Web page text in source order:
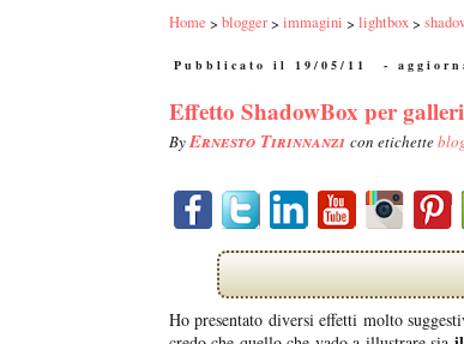
Home blogger immagini lightbox
Pubblicato il 19/05/11 -
Effetto ShadowBox per
ByErnesto Tirinnanzi con etichette
Ho presentato diversi effetti molto